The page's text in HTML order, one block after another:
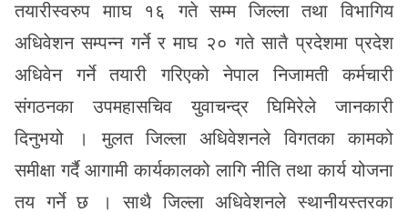
तयारीस्वरुप मााघ १६ गते सम्म जिल्ला तथा विभागिय
अधिवेशन सम्पन्न गर्ने र माघ २० गते सातै प्रदेशमा प्रदेश
अधिवेन गर्ने तयारी गरिएको नेपाल निजामती कर्मचारी
संगठनका उपमहासचिव युवाचन्द्र घिमिरेले जानकारी
दिनुभयो । मुलत जिल्ला अधिवेशनले विगतका कामको
समीक्षा गर्दै आगामी कार्यकालको लागि नीति तथा कार्य योजना
तय गर्ने छ । साथै जिल्ला अधिवेशनले स्थानीयस्तरका